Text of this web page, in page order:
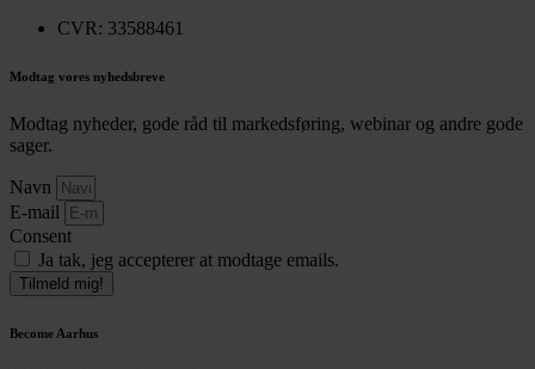
CVR: 33588461
Modtag vores nyhedsbreve
Modtag nyheder, gode råd til markedsføring, webinar og andre gode
sager.
Navn
E-mail
Consent
Ja tak, jeg accepterer at modtage emails.
Tilmeld mig!
Become Aarhus